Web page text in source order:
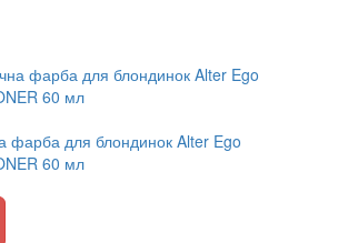
фарба для блондинок Alter Ego
60 мл